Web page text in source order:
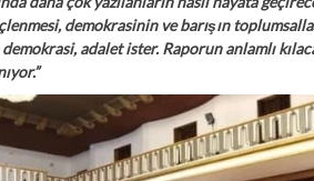
demokrasinin ve barışın
adalet ister. Raporun anlamlı